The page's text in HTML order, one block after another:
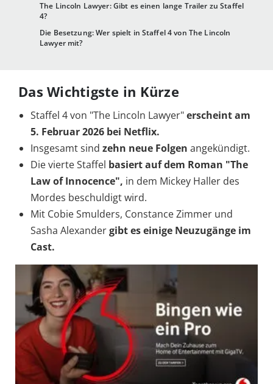
The Lincoln Lawyer: Gibt es einen lange Trailer zu Staffel
4?
Die Besetzung: Wer spielt in Staffel 4 von The Lincoln
Lawyer mit?
Das Wichtigste in Kürze
Staffel 4 von "The Lincoln Lawyer"erscheint am
5. Februar 2026 bei Netflix.
Insgesamt sind zehn neue Folgen angekündigt.
Die vierte Staffel basiert auf dem Roman "The
Law of Innocence", in dem Mickey Haller des
Mordes beschuldigt wird.
Mit Cobie Smulders, Constance Zimmer und
Sasha Alexandergibt es einige Neuzugänge im
Cast.